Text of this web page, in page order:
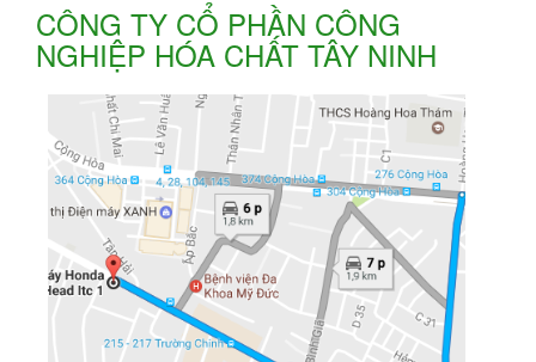
CÔNG TY CỔ PHẦN CÔNG
NGHIỆP HÓA CHẤT TÂY NINH